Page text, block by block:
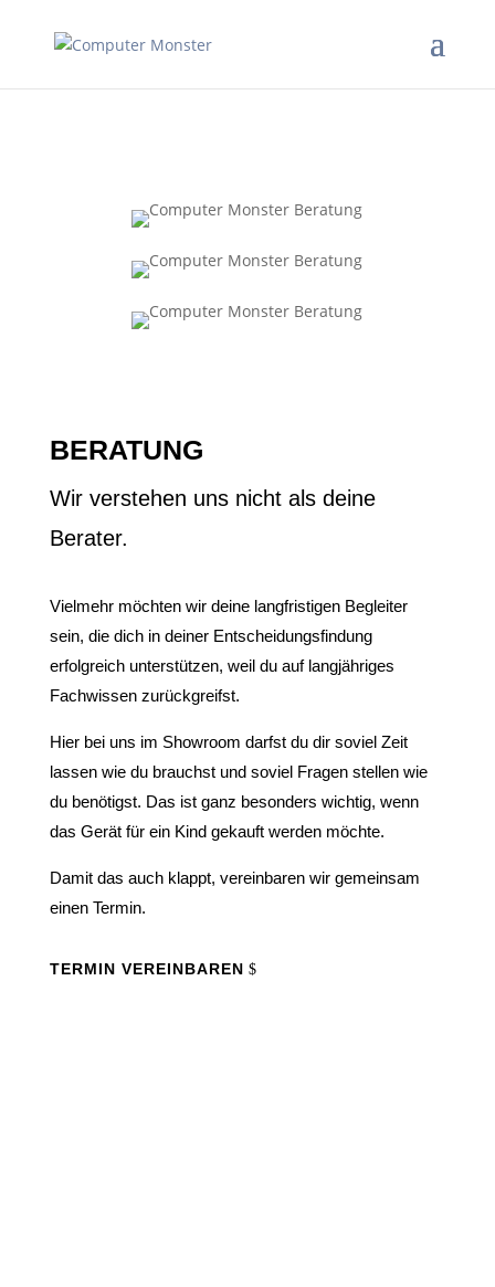
BERATUNG
Wir verstehen uns nicht als deine
Berater.
Vielmehr möchten wir deine langfristigen Begleiter
sein, die dich in deiner Entscheidungsfindung
erfolgreich unterstützen, weil du auf langjähriges
Fachwissen zurückgreifst.
Hier bei uns im Showroom darfst du dir soviel Zeit
lassen wie du brauchst und soviel Fragen stellen wie
du benötigst. Das ist ganz besonders wichtig, wenn
das Gerät für ein Kind gekauft werden möchte.
Damit das auch klappt, vereinbaren wir gemeinsam
einen Termin.
TERMIN VEREINBAREN